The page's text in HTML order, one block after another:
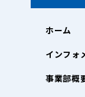
ホーム
インフォ
事業部概